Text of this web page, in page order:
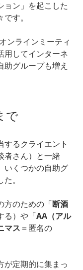
ョン」を起こした
す。
ンラインミーティ
用してインターネ
助グループも増え
で
するクライエント
者さん）と一緒
いくつかの自助グ
。
方のための「断酒
る）や「AA（アル
マス ＝匿名の
が定期的に集まっ